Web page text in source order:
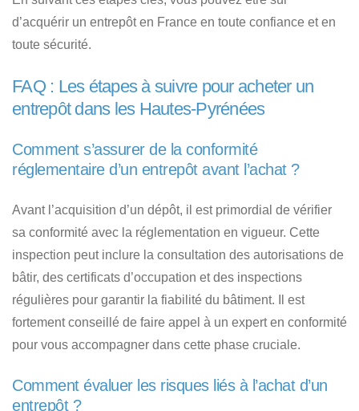
d’acquérir un entrepôt en France en toute confiance et en
toute sécurité.
FAQ : Les étapes à suivre pour acheter un
entrepôt dans les Hautes-Pyrénées
Comment s’assurer de la conformité
réglementaire d’un entrepôt avant l’achat ?
Avant l’acquisition d’un dépôt, il est primordial de vérifier
sa conformité avec la réglementation en vigueur. Cette
inspection peut inclure la consultation des autorisations de
bâtir, des certificats d’occupation et des inspections
régulières pour garantir la fiabilité du bâtiment. Il est
fortement conseillé de faire appel à un expert en conformité
pour vous accompagner dans cette phase cruciale.
Comment évaluer les risques liés à l’achat d’un
entrepôt ?